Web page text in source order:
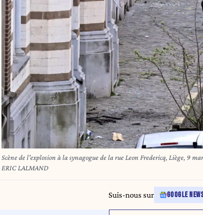
Scène de l'explosion à la synagogue de la rue Leon Fredericq, Liège, 9 mars 2026.
ERIC LALMAND
Suis-nous sur GOOGLE